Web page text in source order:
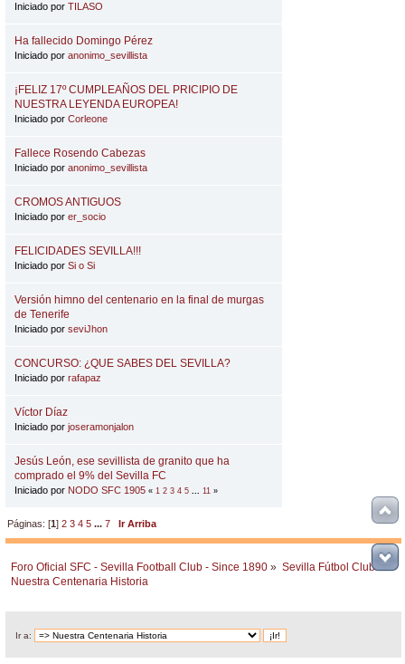
Iniciado por TILASO
Ha fallecido Domingo Pérez
Iniciado por anonimo_sevillista
¡FELIZ 17º CUMPLEAÑOS DEL PRICIPIO DE
NUESTRA LEYENDA EUROPEA!
Iniciado por Corleone
Fallece Rosendo Cabezas
Iniciado por anonimo_sevillista
CROMOS ANTIGUOS
Iniciado por er_socio
FELICIDADES SEVILLA!!!
Iniciado por Si o Si
Versión himno del centenario en la final de murgas
de Tenerife
Iniciado por seviJhon
CONCURSO: ¿QUE SABES DEL SEVILLA?
Iniciado por rafapaz
Víctor Díaz
Iniciado por joseramonjalon
Jesús León, ese sevillista de granito que ha
comprado el 9% del Sevilla FC
Iniciado por NODO SFC 1905 « 1 2 3 4 5 ... 11 »
Páginas: [1]2 3 4 5 ...7 Ir Arriba
Foro Oficial SFC - Sevilla Football Club - Since 1890 » Sevilla Fútbol Club»
Nuestra Centenaria Historia
Ir a: